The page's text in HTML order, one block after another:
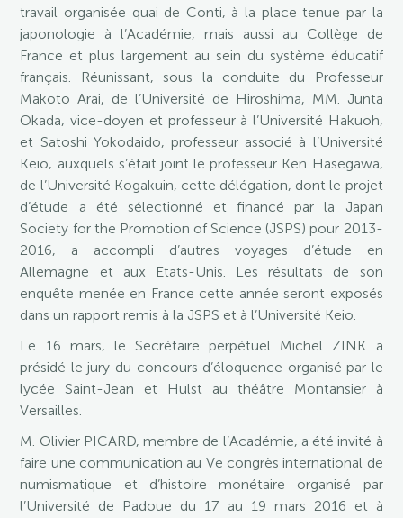
travail organisée quai de Conti, à la place tenue par la
japonologie à l’Académie, mais aussi au Collège de
France et plus largement au sein du système éducatif
français. Réunissant, sous la conduite du Professeur
Makoto Arai, de l’Université de Hiroshima, MM. Junta
Okada, vice-doyen et professeur à l’Université Hakuoh,
et Satoshi Yokodaido, professeur associé à l’Université
Keio, auxquels s’était joint le professeur Ken Hasegawa,
de l’Université Kogakuin, cette délégation, dont le projet
d’étude a été sélectionné et financé par la Japan
Society for the Promotion of Science (JSPS) pour 2013-
2016, a accompli d’autres voyages d’étude en
Allemagne et aux Etats-Unis. Les résultats de son
enquête menée en France cette année seront exposés
dans un rapport remis à la JSPS et à l’Université Keio.
Le 16 mars, le Secrétaire perpétuel Michel ZINK a
présidé le jury du concours d’éloquence organisé par le
lycée Saint-Jean et Hulst au théâtre Montansier à
Versailles.
M. Olivier PICARD, membre de l’Académie, a été invité à
faire une communication au Ve congrès international de
numismatique et d’histoire monétaire organisé par
l’Université de Padoue du 17 au 19 mars 2016 et à